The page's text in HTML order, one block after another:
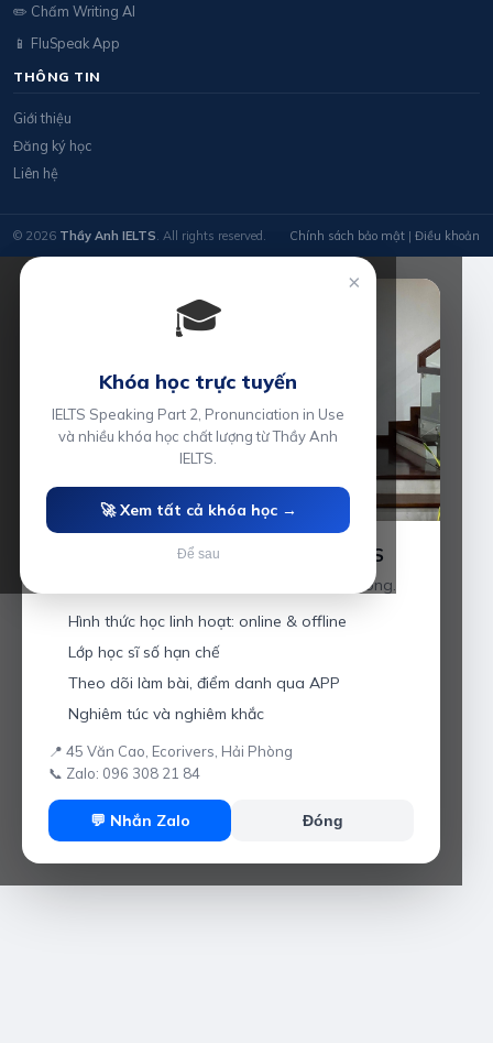
✏️ Chấm Writing AI
📱 FluSpeak App
THÔNG TIN
Giới thiệu
Đăng ký học
Liên hệ
© 2026 Thầy Anh IELTS . All rights reserved. Chính sách bảo mật | Điều khoản
Luyện thi IELTS cùng Thầy Anh IELTS
Giáo viên hơn 10 năm kinh nghiệm tại Hải Phòng.
Hình thức học linh hoạt: online & offline
Lớp học sĩ số hạn chế
Theo dõi làm bài, điểm danh qua APP
Nghiêm túc và nghiêm khắc
📍 45 Văn Cao, Ecorivers, Hải Phòng
📞 Zalo: 096 308 21 84
💬 Nhắn Zalo Đóng
×
🎓
Khóa học trực tuyến
IELTS Speaking Part 2, Pronunciation in Use
và nhiều khóa học chất lượng từ Thầy Anh
IELTS.
🚀 Xem tất cả khóa học →
Để sau